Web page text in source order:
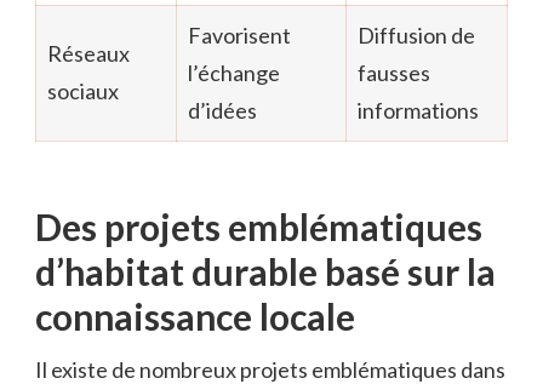
Réseaux
sociaux
Favorisent
l’échange
d’idées
Diffusion de
fausses
informations
Des projets emblématiques
d’habitat durable basé sur la
connaissance locale
Il existe de nombreux projets emblématiques dans